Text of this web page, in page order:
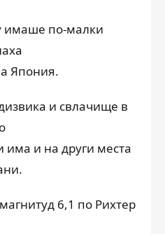
имаше по-малки
Япония.
и свлачище в
има и на други места
6,1 по Рихтер